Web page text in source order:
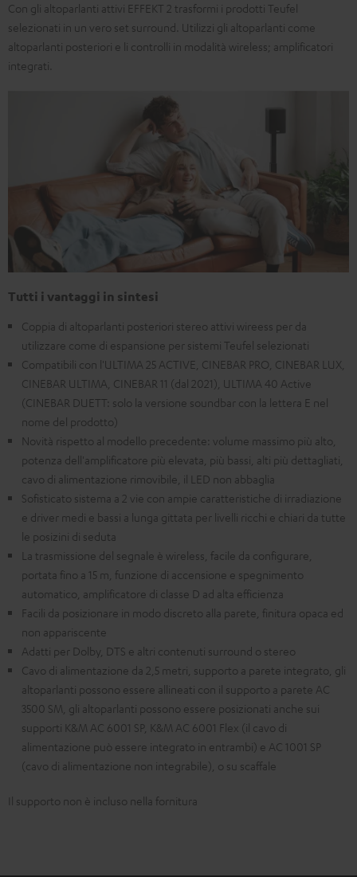
Con gli altoparlanti attivi EFFEKT 2 trasformi i prodotti Teufel
selezionati in un vero set surround. Utilizzi gli altoparlanti come
altoparlanti posteriori e li controlli in modalità wireless; amplificatori
integrati.
Tutti i vantaggi in sintesi
Coppia di altoparlanti posteriori stereo attivi wireess per da
utilizzare come di espansione per sistemi Teufel selezionati
Compatibili con l'ULTIMA 25 ACTIVE, CINEBAR PRO, CINEBAR LUX,
CINEBAR ULTIMA, CINEBAR 11 (dal 2021), ULTIMA 40 Active
(CINEBAR DUETT: solo la versione soundbar con la lettera E nel
nome del prodotto)
Novità rispetto al modello precedente: volume massimo più alto,
potenza dell'amplificatore più elevata, più bassi, alti più dettagliati,
cavo di alimentazione rimovibile, il LED non abbaglia
Sofisticato sistema a 2 vie con ampie caratteristiche di irradiazione
e driver medi e bassi a lunga gittata per livelli ricchi e chiari da tutte
le posizini di seduta
La trasmissione del segnale è wireless, facile da configurare,
portata fino a 15 m, funzione di accensione e spegnimento
automatico, amplificatore di classe D ad alta efficienza
Facili da posizionare in modo discreto alla parete, finitura opaca ed
non appariscente
Adatti per Dolby, DTS e altri contenuti surround o stereo
Cavo di alimentazione da 2,5 metri, supporto a parete integrato, gli
altoparlanti possono essere allineati con il supporto a parete AC
3500 SM, gli altoparlanti possono essere posizionati anche sui
supporti K&M AC 6001 SP, K&M AC 6001 Flex (il cavo di
alimentazione può essere integrato in entrambi) e AC 1001 SP
(cavo di alimentazione non integrabile), o su scaffale
Il supporto non è incluso nella fornitura